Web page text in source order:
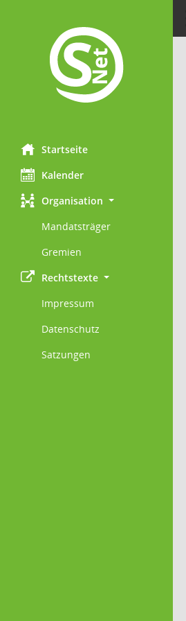
Startseite
Kalender
Organisation
Mandatsträger
Gremien
Rechtstexte
Impressum
Datenschutz
Satzungen